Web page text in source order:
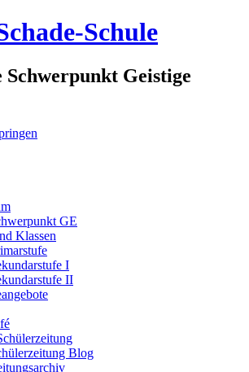
Schule
Schwerpunkt Geistige
GE
Klassen
I
II
Blog